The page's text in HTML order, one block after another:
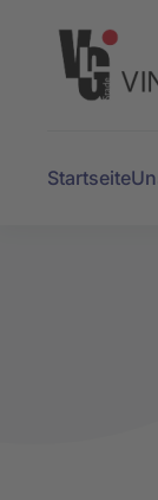
Zum
Startseite